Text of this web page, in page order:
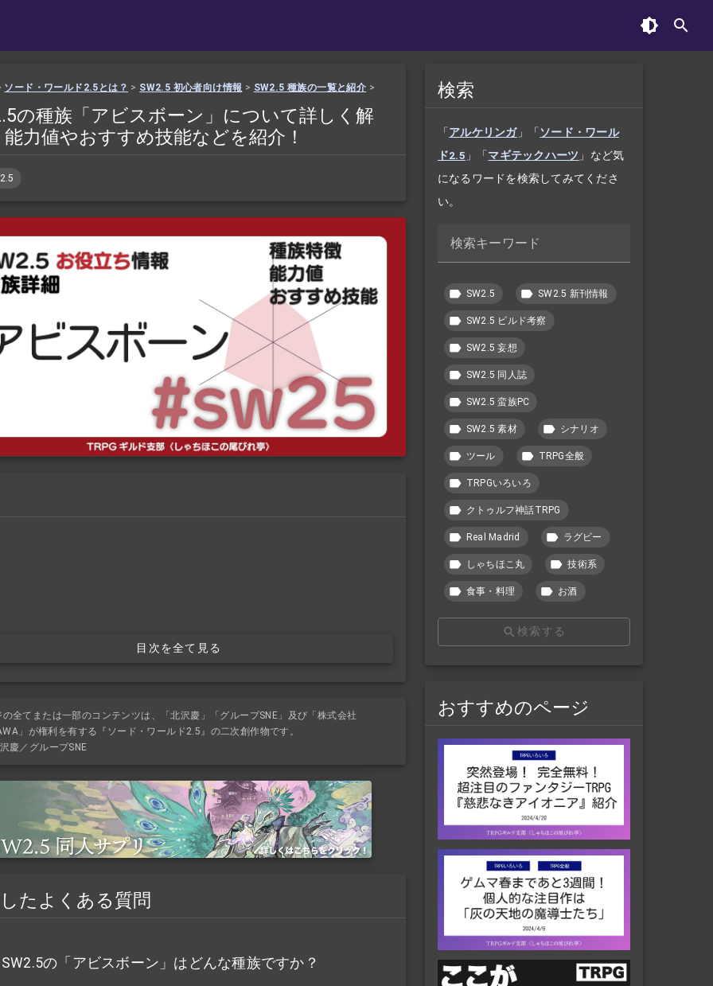
ソード・ワールド2.5とは？ > SW2.5 初心者向け情報 > SW2.5 種族の一覧と紹介 >
の種族「アビスボーン」について詳しく解
能力値やおすすめ技能などを紹介！
目次を全て見る
の全てまたは一部のコンテンツは、「北沢慶」「グループSNE」及び「株式会社
」が権利を有する『ソード・ワールド2.5』の二次創作物です。
慶／グループSNE
たよくある質問
SW2.5の「アビスボーン」はどんな種族ですか？
検索
「 アルケリンガ」「 ソード・ワール
ド2.5 」「 マギテックハーツ 」など気
になるワードを検索してみてくださ
い。
検索キーワード
SW2.5 SW2.5 新刊情報
SW2.5 ビルド考察
SW2.5 妄想
SW2.5 同人誌
SW2.5 蛮族PC
SW2.5 素材 シナリオ
ツール TRPG全般
TRPGいろいろ
クトゥルフ神話TRPG
Real Madrid ラグビー
しゃちほこ丸 技術系
食事・料理 お酒
検索する
おすすめのページ